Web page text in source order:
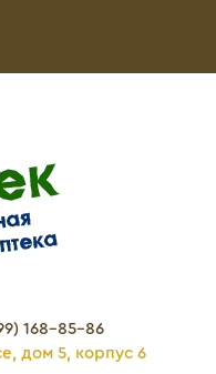
168-85-86
дом 5, корпус 6